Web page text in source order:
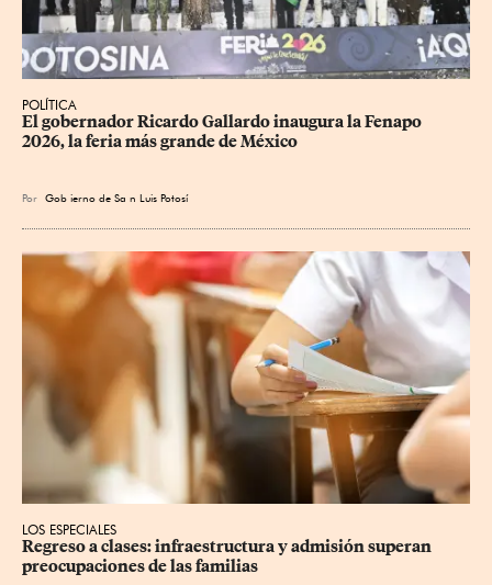
POLÍTICA
​El gobernador Ricardo Gallardo inaugura la Fenapo
2026, la feria más grande de México
Por Gob ierno de Sa n Luis Potosí
LOS ESPECIALES
Regreso a clases: infraestructura y admisión superan
preocupaciones de las familias